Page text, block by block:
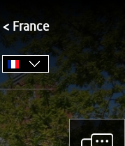
France